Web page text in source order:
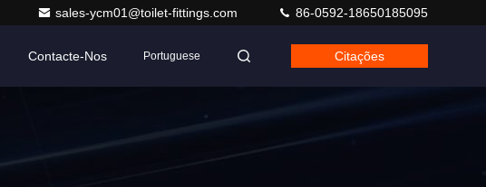
sales-ycm01@toilet-fittings.com 86-0592-18650185095
Contacte-Nos Portuguese Citações